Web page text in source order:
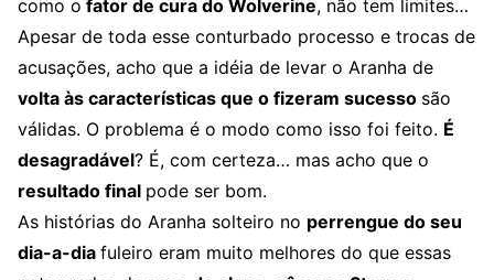
como o fator de cura do Wolverine, não tem limites…
Apesar de toda esse conturbado processo e trocas de
acusações, acho que a idéia de levar o Aranha de
volta às características que o fizeram sucesso são
válidas. O problema é o modo como isso foi feito. É
desagradável? É, com certeza… mas acho que o
resultado final pode ser bom.
As histórias do Aranha solteiro no perrengue do seu
dia-a-dia fuleiro eram muito melhores do que essas